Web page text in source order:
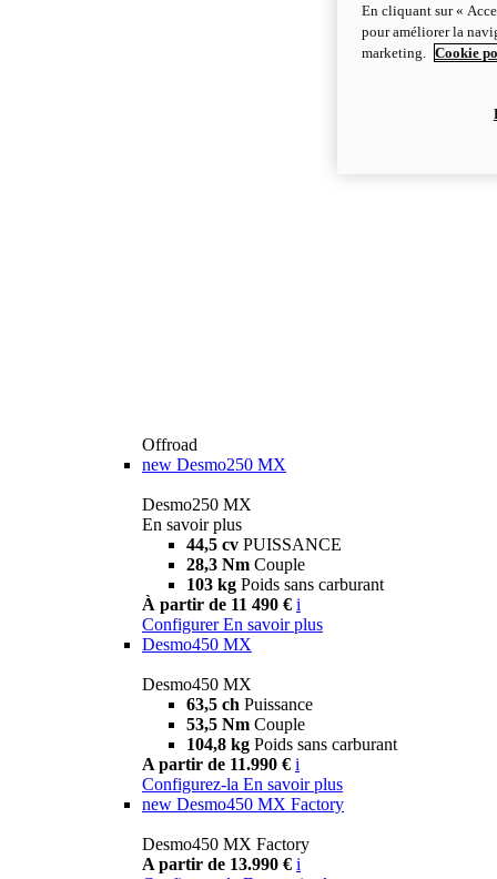
Offroad
new Desmo250 MX
Desmo250 MX
En savoir plus
44,5 cv PUISSANCE
28,3 Nm Couple
103 kg Poids sans carburant
À partir de 11 490 € i
Configurer En savoir plus
Desmo450 MX
Desmo450 MX
63,5 ch Puissance
53,5 Nm Couple
104,8 kg Poids sans carburant
A partir de 11.990 € i
Configurez-la En savoir plus
new Desmo450 MX Factory
Desmo450 MX Factory
A partir de 13.990 € i
En cliquant sur «
pour améliorer la
marketing.
Cookie